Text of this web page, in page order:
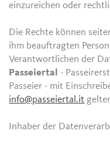
einzureichen oder
Die Rechte können
ihm beauftragten
Verantwortlichen der
Passeiertal
-
Passeier - mit
info@passeiertal.it
Inhaber der